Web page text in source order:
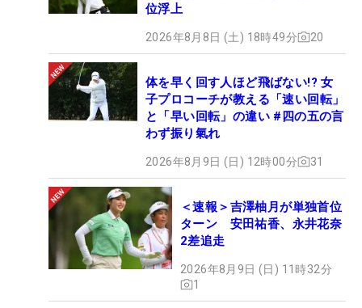
位浮上
2026年8月8日 (土) 18時49分 20
体を早く回す人ほど飛ばない!? 女
子プロコーチが教える「速い回転」
と「早い回転」の違い #四の五の言
わず振り氣れ
2026年8月9日 (日) 12時00分 31
＜速報＞吉澤柚月が単独首位
ターン 安田祐香、永井花奈
2差追走
2026年8月9日 (日) 11時32分
1